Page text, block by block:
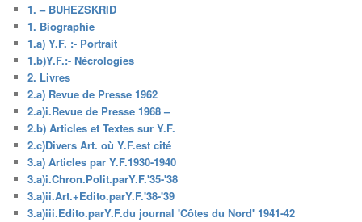
1. – BUHEZSKRID
1. Biographie
1.a) Y.F. :- Portrait
1.b)Y.F.:- Nécrologies
2. Livres
2.a) Revue de Presse 1962
2.a)i.Revue de Presse 1968 –
2.b) Articles et Textes sur Y.F.
2.c)Divers Art. où Y.F.est cité
3.a) Articles par Y.F.1930-1940
3.a)i.Chron.Polit.parY.F.'35-'38
3.a)ii.Art.+Edito.parY.F.'38-'39
3.a)iii.Edito.parY.F.du journal 'Côtes du Nord' 1941-42